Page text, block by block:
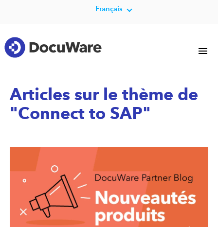
Français
Articles sur le thème de
"Connect to SAP"